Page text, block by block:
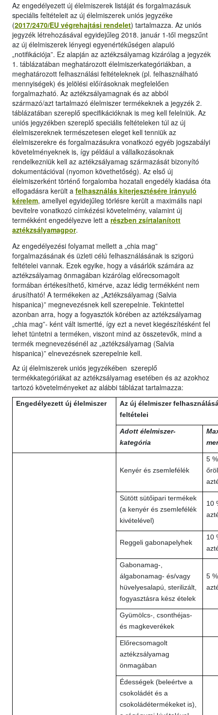
Az engedélyezett új élelmiszerek listáját és forgalmazásuk
speciális feltételeit az új élelmiszerek uniós jegyzéke
(2017/2470/EU végrehajtási rendelet) tartalmazza. Az uniós
jegyzék létrehozásával egyidejűleg 2018. január 1-től megszűnt
az új élelmiszerek lényegi egyenértékűségen alapuló
„notifikációja”. Ez alapján az aztékzsályamag kizárólag a jegyzék
1. táblázatában meghatározott élelmiszerkategóriákban, a
meghatározott felhasználási feltételeknek (pl. felhasználható
mennyiségek) és jelölési előírásoknak megfelelően
forgalmazható. Az aztékzsályamagnak és az abból
származó/azt tartalmazó élelmiszer termékeknek a jegyzék 2.
táblázatában szereplő specifikációknak is meg kell felelniük. Az
uniós jegyzékben szereplő speciális feltételeken túl az új
élelmiszereknek természetesen eleget kell tenniük az
élelmiszerekre és forgalmazásukra vonatkozó egyéb jogszabályi
követelményeknek is, így például a vállalkozásoknak
rendelkezniük kell az aztékzsályamag származását bizonyító
dokumentációval (nyomon követhetőség). Az első új
élelmiszerként történő forgalomba hozatali engedély kiadása óta
elfogadásra került a felhasználás kiterjesztésére irányuló
kérelem, amellyel egyidejűleg törlésre került a maximális napi
bevitelre vonatkozó címkézési követelmény, valamint új
termékként engedélyezve lett a részben zsírtalanított
aztékzsályamagpor.
Az engedélyezési folyamat mellett a „chia mag”
forgalmazásának és üzleti célú felhasználásának is szigorú
feltételei vannak. Ezek egyike, hogy a vásárlók számára az
aztékzsályamag önmagában kizárólag előrecsomagolt
formában értékesíthető, kimérve, azaz lédig termékként nem
árusítható! A termékeken az „Aztékzsályamag (Salvia
hispanica)” megnevezésnek kell szerepelnie. Tekintettel
azonban arra, hogy a fogyasztók körében az aztékzsályamag
„chia mag”- ként vált ismertté, így ezt a nevet kiegészítésként fel
lehet tüntetni a terméken, viszont mind az összetevők, mind a
termék megnevezésénél az „aztékzsályamag (Salvia
hispanica)” elnevezésnek szerepelnie kell.
Az új élelmiszerek uniós jegyzékében szereplő
termékkategóriákat az aztékzsályamag esetében és az azokhoz
tartozó követelményeket az alábbi táblázat tartalmazza:
Engedélyezett új élelmiszer
Az új élelmiszer
feltételei
Adott élelmiszer-
kategória
Kenyér és zsemlefélék
5
Sütött sütőipari termékek
(a kenyér és zsemlefélék
kivételével)
10
Reggeli gabonapelyhek
10
Gabonamag-,
álgabonamag- és/vagy
hüvelyesalapú, sterilizált,
fogyasztásra kész ételek
5
Gyümölcs-, csonthéjas-
és magkeverékek
Előrecsomagolt
aztékzsályamag
önmagában
Édességek (beleértve a
csokoládét és a
csokoládétermékeket is),